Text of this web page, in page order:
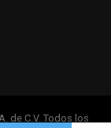
de C.V. Todos los